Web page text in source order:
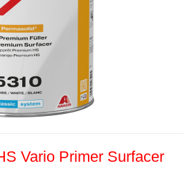
Vario Primer Surfacer